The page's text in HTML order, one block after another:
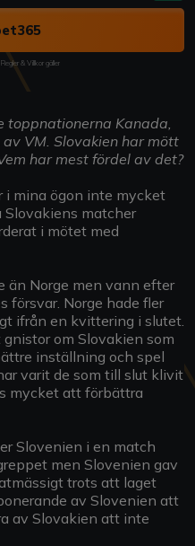
& Villkor gäller
toppnationerna Kanada,
VM. Slovakien har mött
har mest fördel av det?
i mina ögon inte mycket
matcher
i mötet med
än Norge men vann efter
försvar. Norge hade fler
ifrån en kvittering i slutet.
om Slovakien som
inställning och spel
varit de som till slut klivit
mycket att förbättra
Slovenien i en match
men Slovenien gav
trots att laget
av Slovenien att
av Slovakien att inte